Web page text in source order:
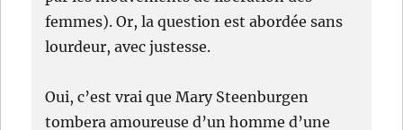
femmes). Or, la question est abordée sans
lourdeur, avec justesse.
Oui, c’est vrai que Mary Steenburgen
tombera amoureuse d’un homme d’une